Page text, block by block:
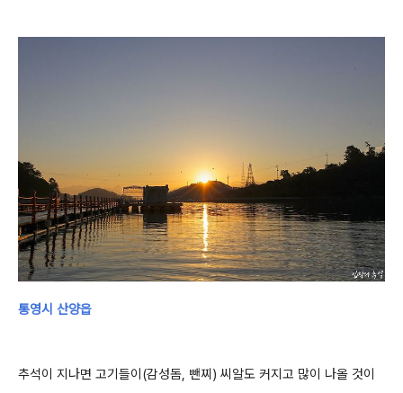
통영시 산양읍
추석이 지나면 고기들이(감성돔, 뺀찌) 씨알도 커지고 많이 나올 것이